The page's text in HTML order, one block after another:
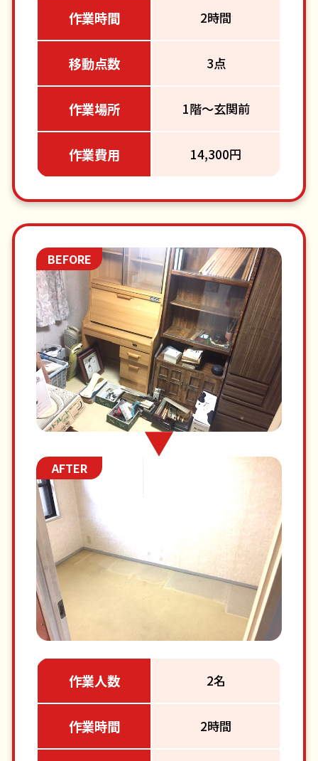
作業時間 2時間
移動点数 3点
作業場所 1階～玄関前
作業費用 14,300円
作業人数 2名
作業時間 2時間